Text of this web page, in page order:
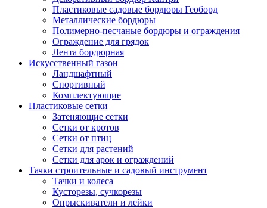
Пластиковые садовые бордюры Геоборд
Металлические бордюры
Полимерно-песчаные бордюры и ограждения
Ограждение для грядок
Лента бордюрная
Искусственный газон
Ландшафтный
Спортивный
Комплектующие
Пластиковые сетки
Затеняющие сетки
Сетки от кротов
Сетки от птиц
Сетки для растений
Сетки для арок и ограждений
Тачки строительные и садовый инструмент
Тачки и колеса
Кусторезы, сучкорезы
Опрыскиватели и лейки